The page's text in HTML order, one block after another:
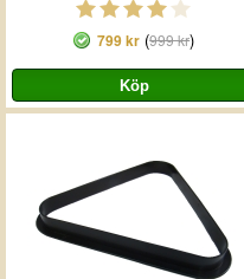
799 kr (999 kr)